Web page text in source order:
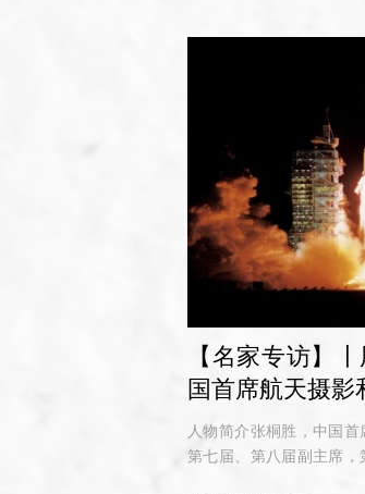
【名家专访】
国首席航天摄影
人物简介张桐胜，中国
第七届、第八届副主席，